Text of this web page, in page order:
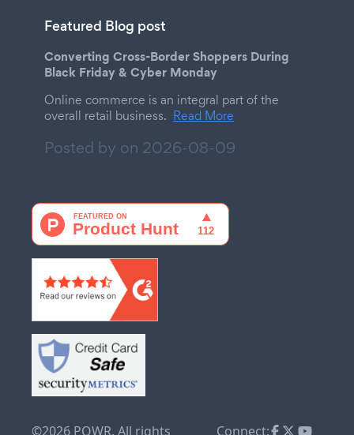
Featured Blog post
Converting Cross-Border Shoppers During
Black Friday & Cyber Monday
Online commerce is an integral part of the
overall retail business. Read More
Posted by on 2026-08-09
©2026 POWR. All rights Connect: